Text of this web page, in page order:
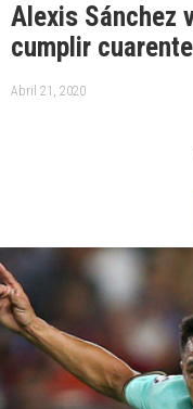
Alexis Sánchez
cumplir
Abril 21, 2020